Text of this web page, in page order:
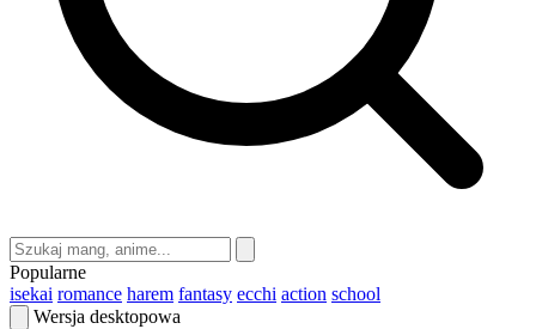
Popularne
isekai romance harem fantasy ecchi action school
Wersja desktopowa